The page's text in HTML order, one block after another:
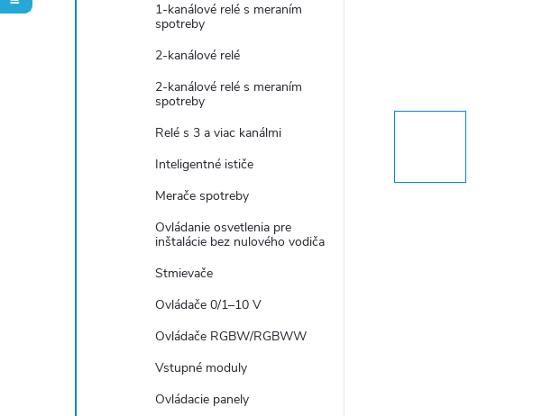
1-kanálové relé s meraním
spotreby
2-kanálové relé
2-kanálové relé s meraním
spotreby
Relé s 3 a viac kanálmi
Inteligentné ističe
Merače spotreby
Ovládanie osvetlenia pre
inštalácie bez nulového vodiča
Stmievače
Ovládače 0/1–10 V
Ovládače RGBW/RGBWW
Vstupné moduly
Ovládacie panely